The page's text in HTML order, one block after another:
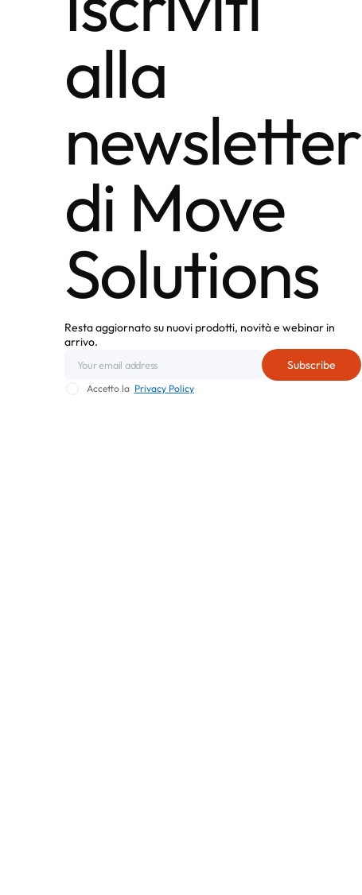
alla
newsletter
di Move
Solutions
Resta aggiornato su nuovi prodotti, novità e webinar in
arrivo.
Accetto la Privacy Policy